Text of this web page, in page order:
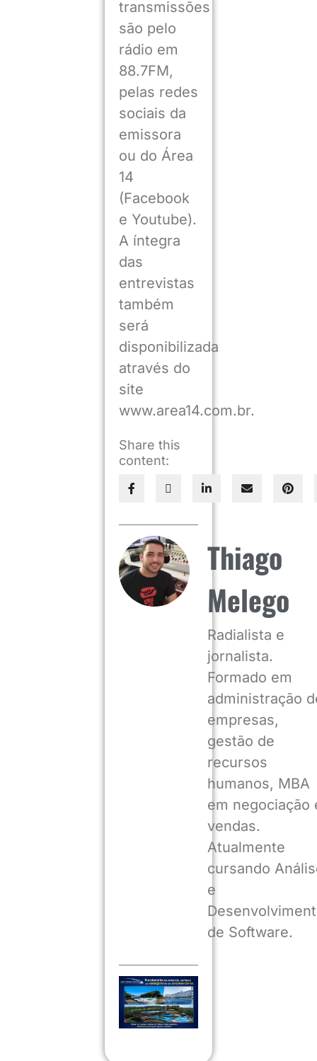
transmissões
são pelo
rádio em
88.7FM,
pelas redes
sociais da
emissora
ou do Área
14
(Facebook
e Youtube).
A íntegra
das
entrevistas
também
será
disponibilizada
através do
site
www.area14.com.br.
Share this
content:
Thiago
Melego
Radialista e
jornalista.
Formado em
administração
empresas,
gestão de
recursos
humanos, MBA
em negociação
vendas.
Atualmente
cursando
e
de Software.